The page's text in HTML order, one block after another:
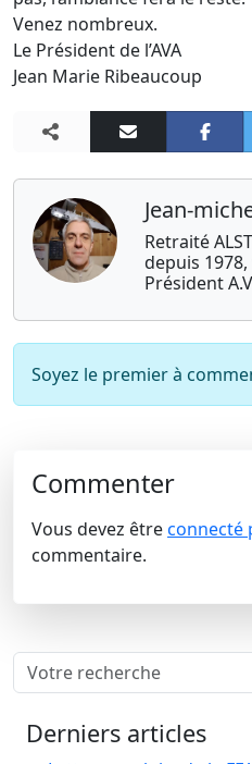
Venez nombreux.
Le Président de l’AVA
Jean Marie Ribeaucoup
Jean-
Retraité
depuis 1978,
Président
Soyez le premier à
Commenter
Vous devez êtreconnecté
commentaire.
Derniers articles